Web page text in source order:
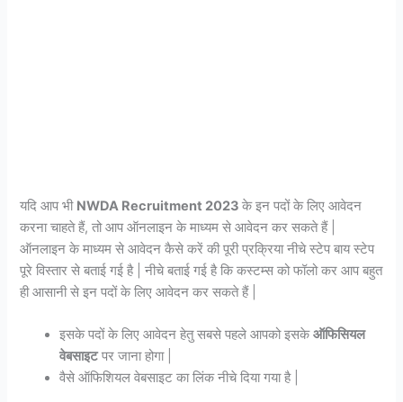
यदि आप भी NWDA Recruitment 2023के इन पदों के लिए आवेदन
करना चाहते हैं, तो आप ऑनलाइन के माध्यम से आवेदन कर सकते हैं |
ऑनलाइन के माध्यम से आवेदन कैसे करें की पूरी प्रक्रिया नीचे स्टेप बाय स्टेप
पूरे विस्तार से बताई गई है | नीचे बताई गई है कि कस्टम्स को फॉलो कर आप बहुत
ही आसानी से इन पदों के लिए आवेदन कर सकते हैं |
इसके पदों के लिए आवेदन हेतु सबसे पहले आपको इसकेऑफिसियल
वेबसाइटपर जाना होगा |
वैसे ऑफिशियल वेबसाइट का लिंक नीचे दिया गया है |